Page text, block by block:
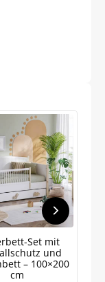
Set mit
und
– 100×200
cm